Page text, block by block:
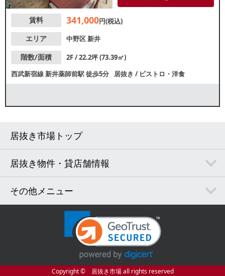
住居付き貸店舗！地域密着型の
件等、お気軽にお問合せくださ
賃料 341,000円(税込)
エリア
中野区新井
階数/面積
2F / 22.2坪 (73.39㎡)
西武新宿線新井薬師前駅徒歩5分 居抜き / ビストロ・洋食
居抜き市場トップ
居抜き物件・貸店舗情報
その他メニュー
Copyright © 居抜き市場 all rights reserved